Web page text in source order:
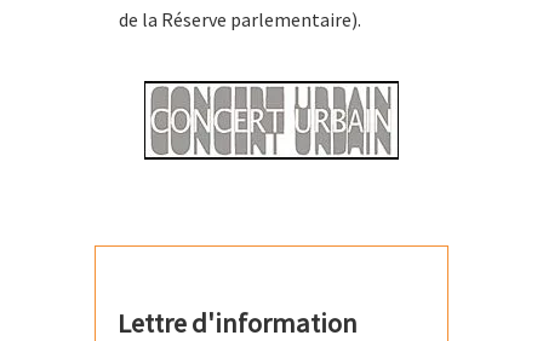
de la Réserve parlementaire).
Lettre d'information